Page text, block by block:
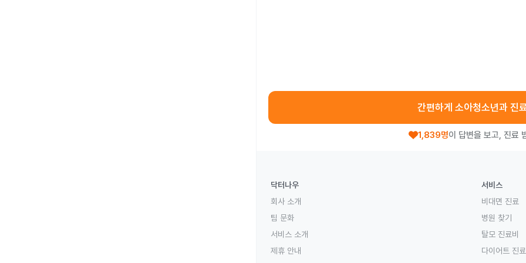
간편하게 소아청소년과 진
1,839명이 답변을 보고, 진료
닥터나우
회사 소개
팀 문화
서비스 소개
제휴 안내
서비스
비대면 진료
병원 찾기
탈모 진료비
다이어트 진료